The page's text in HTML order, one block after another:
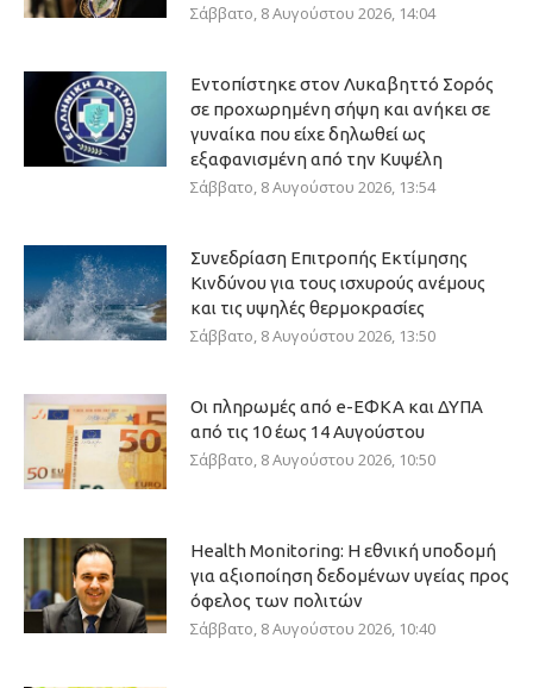
Σάββατο, 8 Αυγούστου 2026, 14:04
Εντοπίστηκε στον Λυκαβηττό Σορός
σε προχωρημένη σήψη και ανήκει σε
γυναίκα που είχε δηλωθεί ως
εξαφανισμένη από την Κυψέλη
Σάββατο, 8 Αυγούστου 2026, 13:54
Συνεδρίαση Επιτροπής Εκτίμησης
Κινδύνου για τους ισχυρούς ανέμους
και τις υψηλές θερμοκρασίες
Σάββατο, 8 Αυγούστου 2026, 13:50
Οι πληρωμές από e-ΕΦΚΑ και ΔΥΠΑ
από τις 10 έως 14 Αυγούστου
Σάββατο, 8 Αυγούστου 2026, 10:50
Health Monitoring: Η εθνική υποδομή
για αξιοποίηση δεδομένων υγείας προς
όφελος των πολιτών
Σάββατο, 8 Αυγούστου 2026, 10:40